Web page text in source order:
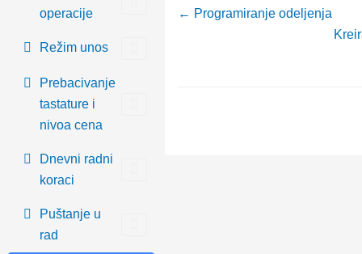
operacije
Režim unos
Prebacivanje
tastature i
nivoa cena
Dnevni radni
koraci
Puštanje u
rad
← Programiranje odeljenja